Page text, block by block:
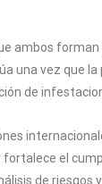
ambos
una vez que
de
el
de riesgos